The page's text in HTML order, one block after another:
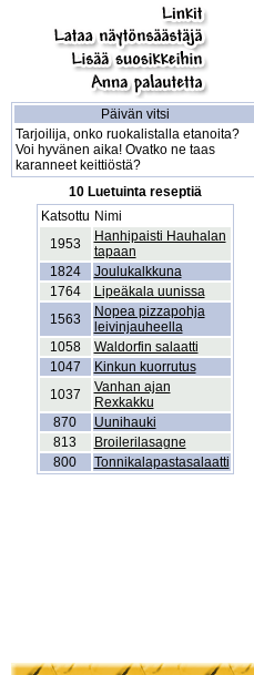
Päivän vitsi
Tarjoilija, onko ruokalistalla etanoita?
Voi hyvänen aika! Ovatko ne taas
karanneet keittiöstä?
10 Luetuinta reseptiä
Katsottu Nimi
1953
Hanhipaisti Hauhalan
tapaan
1824
Joulukalkkuna
1764
Lipeäkala uunissa
1563
Nopea pizzapohja
leivinjauheella
1058
Waldorfin salaatti
1047
Kinkun kuorrutus
1037
Vanhan ajan
Rexkakku
870
Uunihauki
813
Broilerilasagne
800
Tonnikalapastasalaatti